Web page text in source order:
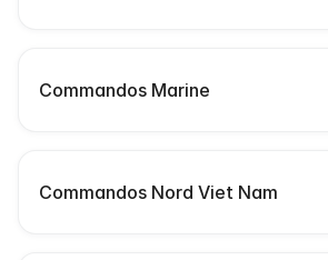
Commandos Marine
Commandos Nord Viet Nam